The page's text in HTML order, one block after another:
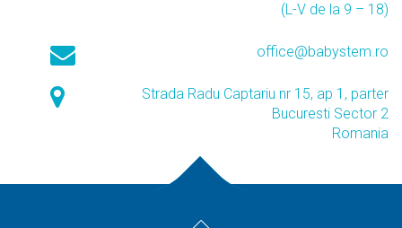
(L-V de la 9 – 18)
office@babystem.ro
Strada Radu Captariu nr 15, ap 1, parter
Bucuresti Sector 2
Romania